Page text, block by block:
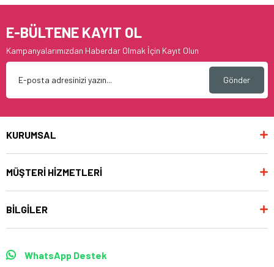
E-BÜLTENE KAYIT OL
Kampanyalarımızdan Haberdar Olmak İçin Kayıt Olun
Gönder
KURUMSAL
MÜŞTERİ HİZMETLERİ
BİLGİLER
WhatsApp Destek